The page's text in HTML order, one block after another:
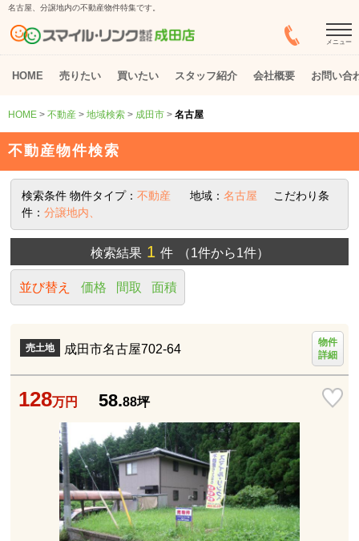
名古屋、分譲地内の不動産物件特集です。
メニュー
HOME 売りたい 買いたい スタッフ紹介 会社概要 お問い合
HOME > 不動産 > 地域検索 > 成田市 > 名古屋
不動産物件検索
検索条件 物件タイプ：不動産 地域：名古屋
こだわり条
件：分譲地内、
検索結果1 件 （1件から1件）
並び替え 価格 間取 面積
売土地 成田市名古屋702-64
物件
詳細
128万円 58.88坪